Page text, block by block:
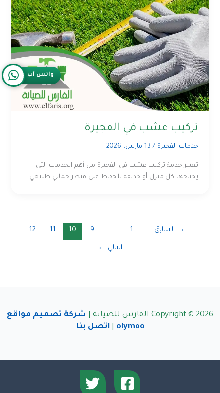
تركيب عشب في الفجيرة
خدمات الفجيرة / 13 مارس، 2026
تعتبر خدمة تركيب عشب في الفجيرة من أهم الخدمات التي
يحتاجها كل منزل أو حديقة للحفاظ على منظر جمالي طبيعي
→ السابق 1
…
9
10
11
12
التالي ←
Copyright © 2026 الفارس للصيانة |
شركة تصميم مواقع
olymoo
|اتصل بنا
واتس آب